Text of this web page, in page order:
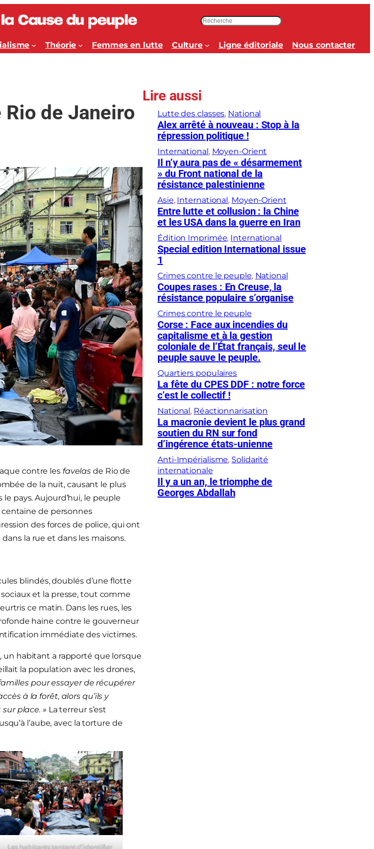
c
h
h
r
Théorie Femmes en lutte Culture Ligne éditoriale Nous contacter
Rio de Janeiro
contre les favelas de Rio de
de la nuit, causant le plus
pays. Aujourd’hui, le peuple
de personnes
des forces de police, qui ont
la rue et dans les maisons.
blindés, doublés d’une flotte
et la presse, tout comme
ce matin. Dans les rues, les
haine contre le gouverneur
immédiate des victimes.
, un habitant a rapporté que lorsque
la population avec les drones,
pour essayer de récupérer
à la forêt, alors qu’ils y
place. » La terreur s’est
l’aube, avec la torture de
Les habitants tentent d’identifier
Lire aussi
Lutte des classes, National
Alex arrêté à nouveau : Stop à la
répression politique !
International, Moyen-Orient
Il n’y aura pas de « désarmement
» du Front national de la
résistance palestinienne
Asie, International, Moyen-Orient
Entre lutte et collusion : la Chine
et les USA dans la guerre en Iran
Édition Imprimée, International
Special edition International issue
1
Crimes contre le peuple, National
Coupes rases : En Creuse, la
résistance populaire s’organise
Crimes contre le peuple
Corse : Face aux incendies du
capitalisme et à la gestion
coloniale de l’État français, seul le
peuple sauve le peuple.
Quartiers populaires
La fête du CPES DDF : notre force
c’est le collectif !
National, Réactionnarisation
La macronie devient le plus grand
soutien du RN sur fond
d’ingérence états-unienne
Anti-Impérialisme, Solidarité
internationale
Il y a un an, le triomphe de
Georges Abdallah